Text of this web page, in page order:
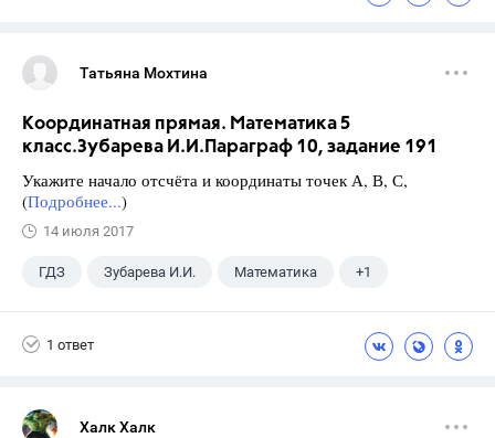
Татьяна Мохтина
Координатная прямая. Математика 5
класс.Зубарева И.И.Параграф 10, задание 191
Укажите начало отсчёта и координаты точек А, В, С,
(Подробнее...)
14 июля 2017
ГДЗ Зубарева И.И. Математика +1
1 ответ
Халк Халк